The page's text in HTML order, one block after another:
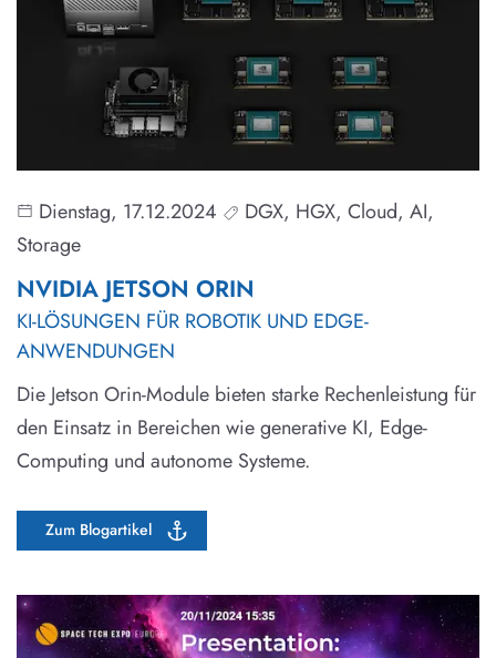
Dienstag, 17.12.2024
DGX, HGX, Cloud, AI,
Storage
NVIDIA JETSON ORIN
KI-LÖSUNGEN FÜR ROBOTIK UND EDGE-
ANWENDUNGEN
Die Jetson Orin-Module bieten starke Rechenleistung für
den Einsatz in Bereichen wie generative KI, Edge-
Computing und autonome Systeme.
Zum Blogartikel